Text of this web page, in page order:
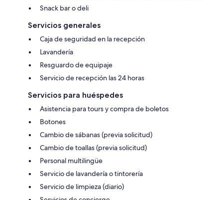
Snack bar o deli
Servicios generales
Caja de seguridad en la recepción
Lavandería
Resguardo de equipaje
Servicio de recepción las 24 horas
Servicios para huéspedes
Asistencia para tours y compra de boletos
Botones
Cambio de sábanas (previa solicitud)
Cambio de toallas (previa solicitud)
Personal multilingüe
Servicio de lavandería o tintorería
Servicio de limpieza (diario)